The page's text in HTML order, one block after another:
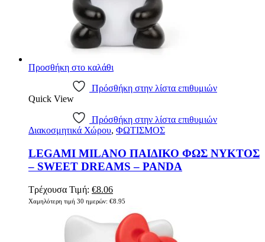
Προσθήκη στο καλάθι
Πρόσθήκη στην λίστα επιθυμιών
Quick View
Πρόσθήκη στην λίστα επιθυμιών
Διακοσμητικά Χώρου, ΦΩΤΙΣΜΟΣ
LEGAMI MILANO ΠΑΙΔΙΚΟ ΦΩΣ ΝΥΚΤΟΣ
– SWEET DREAMS – PANDA
Τρέχουσα Τιμή: Original
price
€8.95.
€8.06Η
τρέχουσα
είναι:
€8.06.
Χαμηλότερη τιμή 30 ημερών: €8.95